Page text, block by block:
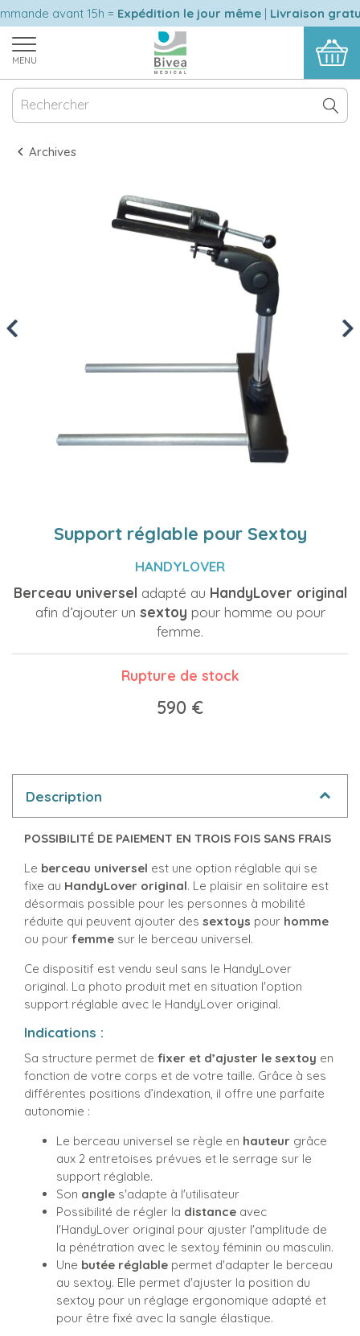
avant 15h =Expédition le jour même|Livraison
MENU
Archives
Previous
Support réglable pour Sextoy
HANDYLOVER
Berceau universel adapté au HandyLover original
afin d’ajouter un sextoy pour homme ou pour
femme.
Rupture de stock
590 €
Description
POSSIBILITÉ DE PAIEMENT EN TROIS FOIS SANS FRAIS
Le berceau universel est une option réglable qui se
fixe au HandyLover original. Le plaisir en solitaire est
désormais possible pour les personnes à mobilité
réduite qui peuvent ajouter des sextoys pour homme
ou pour femme sur le berceau universel.
Ce dispositif est vendu seul sans le HandyLover
original. La photo produit met en situation l'option
support réglable avec le HandyLover original.
Indications :
Sa structure permet de fixer et d’ajuster le sextoy en
fonction de votre corps et de votre taille. Grâce à ses
différentes positions d’indexation, il offre une parfaite
autonomie :
Le berceau universel se règle en hauteur grâce
aux 2 entretoises prévues et le serrage sur le
support réglable.
Son angle s'adapte à l'utilisateur
Possibilité de régler la distance avec
l'HandyLover original pour ajuster l'amplitude de
la pénétration avec le sextoy féminin ou masculin.
Une butée réglable permet d'adapter le berceau
au sextoy. Elle permet d'ajuster la position du
sextoy pour un réglage ergonomique adapté et
pour être fixé avec la sangle élastique.